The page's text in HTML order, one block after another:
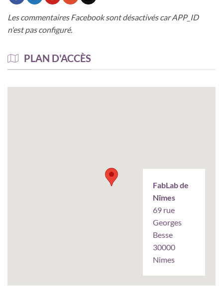
Les commentaires Facebook sont désactivés car APP_ID
n'est pas configuré.
PLAN D'ACCÈS
FabLab de
Nîmes
69 rue
Georges
Besse
30000
Nimes